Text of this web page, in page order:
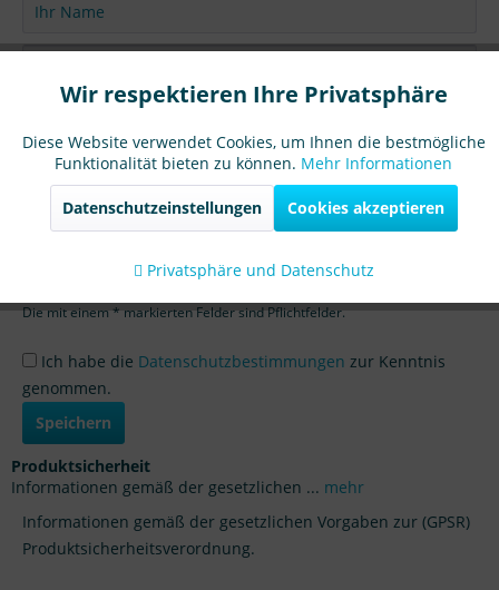
Die mit einem * markierten Felder sind Pflichtfelder.
Ich habe die Datenschutzbestimmungen zur Kenntnis
genommen.
Speichern
Produktsicherheit
Informationen gemäß der gesetzlichen ... mehr
Informationen gemäß der gesetzlichen Vorgaben zur (GPSR)
Produktsicherheitsverordnung.
Wir respektieren Ihre Privatsphäre
Diese Website verwendet Cookies, um Ihnen die bestmögliche
Funktionalität bieten zu können. Mehr Informationen
Datenschutzeinstellungen Cookies akzeptieren
Privatsphäre und Datenschutz